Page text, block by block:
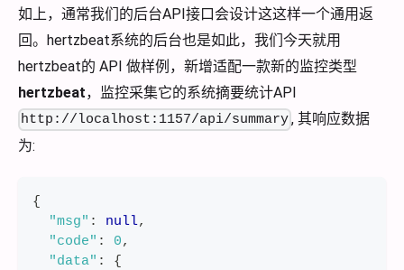
如上，通常我们的后台API接口会设计这这样一个通用返
回。hertzbeat系统的后台也是如此，我们今天就用
hertzbeat的 API 做样例，新增适配一款新的监控类型
hertzbeat，监控采集它的系统摘要统计API
http://localhost:1157/api/summary, 其响应数据
为:
{
"msg" : null,
"code" : 0,
"data" :
{